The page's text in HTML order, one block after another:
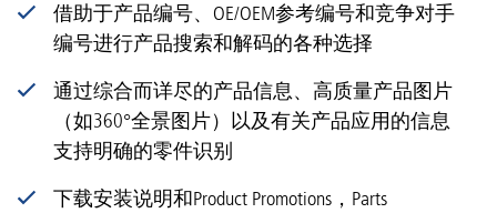
借助于产品编号、OE/OEM参考编号和竞争对手
编号进行产品搜索和解码的各种选择
通过综合而详尽的产品信息、高质量产品图片
（如360°全景图片）以及有关产品应用的信息
支持明确的零件识别
下载安装说明和Product Promotions，Parts